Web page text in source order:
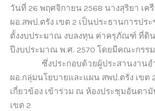
วันที่ 26 พฤศจิกายน 2568 นางสุริยา เค
ผอ.สพป.ตรัง เขต 2 เป็นประธานการป
ตั้งงบประมาณ งบลงทุน ค่าครุภัณฑ์ ที่ดิน
ปีงบประมาณ พ.ศ. 2570 โดยมีคณะกรร
ซึ่งประกอบด้วยผู้ประสานงานอำเ
ผอ.กลุ่มนโยบายและแผน สพป.ตรัง เขต
เกี่ยวข้อง เข้าร่วม ณ ห้องประชุมอันดามั
เขต 2